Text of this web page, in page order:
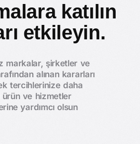
katılın
etkileyin.
markalar, şirketler ve
alınan kararları
tercihlerinize daha
ürün ve hizmetler
yardımcı olsun